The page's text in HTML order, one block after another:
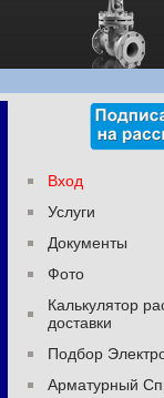
Вход
Услуги
Документы
Фото
Калькулятор
доставки
Подбор
Арматурный